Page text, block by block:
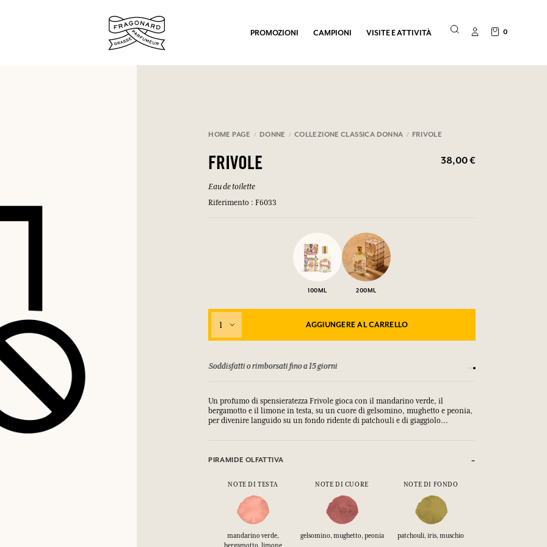
punti e ricevere regali.
punti e ricevere regali.
punti e ricevere regali.
punti e ricevere regali.
punti e ricevere regali.
PROMOZIONI CAMPIONI VISITE E ATTIVITÀ 0
HOME PAGE DONNE COLLEZIONE CLASSICA DONNA FRIVOLE
FRIVOLE 38,00 €
Eau de toilette
Riferimento : F6033
100ML 200ML
1 AGGIUNGERE AL CARRELLO
Soddisfatti o rimborsati fino a 15 giorni Ogni acquisto
Un profumo di spensieratezza Frivole gioca con il mandarino verde, il
bergamotto e il limone in testa, su un cuore di gelsomino, mughetto e peonia,
per divenire languido su un fondo ridente di patchouli e di giaggiolo...
PIRAMIDE OLFATTIVA
NOTE DI TESTA NOTE DI CUORE NOTE DI FONDO
mandarino verde,
bergamotto, limone
gelsomino, mughetto, peonia patchouli, iris, muschio